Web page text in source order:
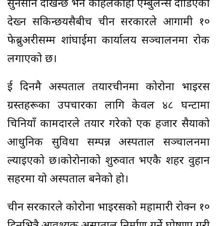
सुनसान देखिन्छ भने कहिलेकाहीं एम्बुलेन्स दौडिएको
देख्न सकिन्छयसैबीच चीन सरकारले आगामी १०
फेब्रुअरीसम्म शांघाईमा कार्यालय सञ्चालनमा रोक
लगाएको छ।
ई दिनमै अस्पताल तयारचीनमा कोरोना भाइरस
ग्रस्तहरूका उपचारका लागि केवल ४८ घन्टामा
चिनियाँ कामदारले तयार गरेको एक हजार सैयाको
आधुनिक सुविधा सम्पन्न अस्पताल सञ्चालनमा
ल्याइएको छ।कोरोनाको शुरुवात भएकै शहर वुहान
सहरमा यो अस्पताल बनेको हो।
चीन सरकारले कोरोना भाइरसको महामारी रोक्न १०